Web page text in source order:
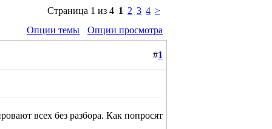
Страница 1 из 4 1 2 3 4 >
Опции темы
Опции просмотра
#1
всех без разбора. Как попросят